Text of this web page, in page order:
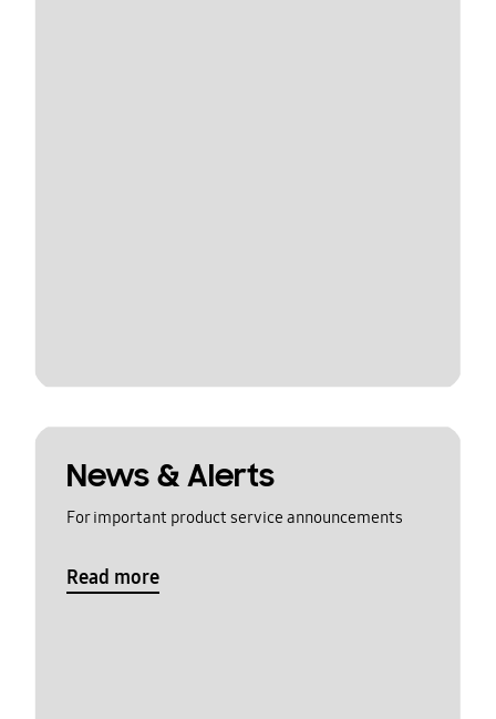
News & Alerts
For important product service announcements
Read more